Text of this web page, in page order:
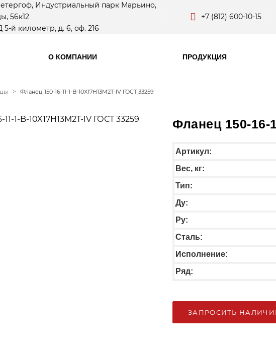
Индустриальный парк Марьино,
56к12
й километр, д. 6, оф. 216
+7 (812) 600-10-15
О КОМПАНИИ ПРОДУКЦИЯ
Фланец 150-16-11-1-B-10X17H13M2T-IV ГОСТ 33259
Фланец 150-16-
Артикул:
Вес, кг:
Тип:
Ду:
Ру:
Сталь:
Исполнение:
Ряд:
ЗАПРОСИТЬ